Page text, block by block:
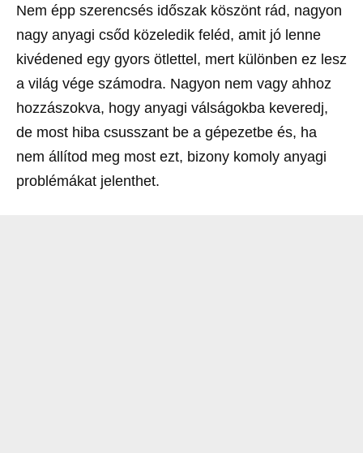
Nem épp szerencsés időszak köszönt rád, nagyon
nagy anyagi csőd közeledik feléd, amit jó lenne
kivédened egy gyors ötlettel, mert különben ez lesz
a világ vége számodra. Nagyon nem vagy ahhoz
hozzászokva, hogy anyagi válságokba keveredj,
de most hiba csusszant be a gépezetbe és, ha
nem állítod meg most ezt, bizony komoly anyagi
problémákat jelenthet.